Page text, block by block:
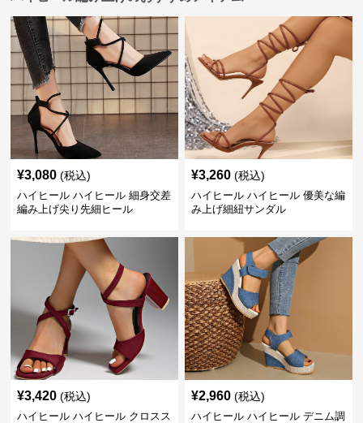
¥3,080 (税込)
ハイヒール ハイヒール 細身交差
編み上げ尖り先細ヒール
¥3,260 (税込)
ハイヒール ハイヒール 優美な編
み上げ細紐サンダル
¥3,420 (税込)
ハイヒール ハイヒール クロスス
¥2,960 (税込)
ハイヒール ハイヒール デニム調